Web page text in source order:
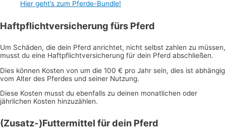
Hier geht’s zum Pferde-Bundle!
Haftpflichtversicherung fürs Pferd
Um Schäden, die dein Pferd anrichtet, nicht selbst zahlen zu müssen,
musst du eine Haftpflichtversicherung für dein Pferd abschließen.
Dies können Kosten von um die 100 € pro Jahr sein, dies ist abhängig
vom Alter des Pferdes und seiner Nutzung.
Diese Kosten musst du ebenfalls zu deinen monatlichen oder
jährlichen Kosten hinzuzählen.
(Zusatz-)Futtermittel für dein Pferd